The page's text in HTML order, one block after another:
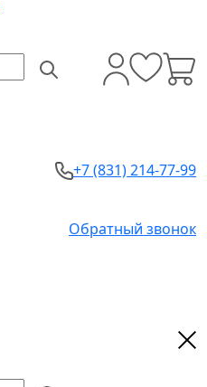
+7 (831) 214-77-99
Обратный звонок